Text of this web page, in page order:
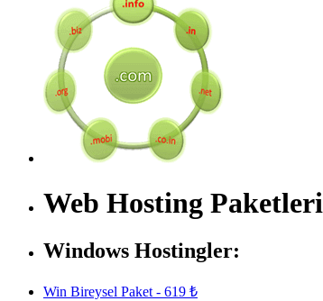
Web Hosting Paketleri
Windows Hostingler:
Win Bireysel Paket - 619 ₺